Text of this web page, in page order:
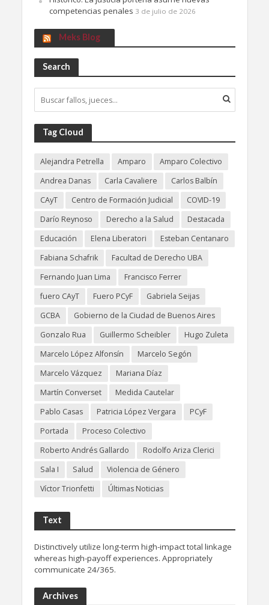
competencias penales 3 de julio de 2026
Meks Blog
Search
Tag Cloud
Alejandra Petrella Amparo
Amparo Colectivo
Andrea Danas
Carla Cavaliere
Carlos Balbín
CAyT
Centro de Formación Judicial
COVID-19
Darío Reynoso
Derecho a la Salud
Destacada
Educación
Elena Liberatori
Esteban Centanaro
Fabiana Schafrik
Facultad de Derecho UBA
Fernando Juan Lima
Francisco Ferrer
fuero CAyT
Fuero PCyF
Gabriela Seijas
GCBA
Gobierno de la Ciudad de Buenos Aires
Gonzalo Rua
Guillermo Scheibler
Hugo Zuleta
Marcelo López Alfonsín
Marcelo Segón
Marcelo Vázquez
Mariana Díaz
Martín Converset
Medida Cautelar
Pablo Casas
Patricia López Vergara
PCyF
Portada
Proceso Colectivo
Roberto Andrés Gallardo
Rodolfo Ariza Clerici
Sala I
Salud
Violencia de Género
Víctor Trionfetti
Últimas Noticias
Text
Distinctively utilize long-term high-impact total linkage
whereas high-payoff experiences. Appropriately
communicate 24/365.
Archives